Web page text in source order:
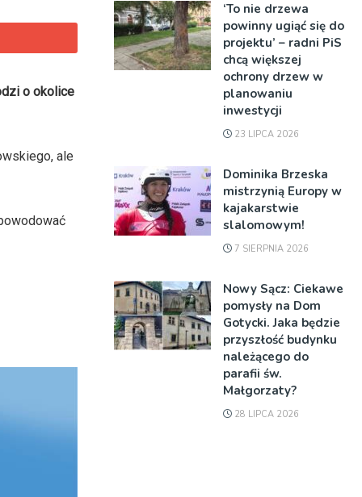
o okolice
ale
‘To nie drzewa
powinny ugiąć się do
projektu’ – radni PiS
chcą większej
ochrony drzew w
planowaniu
inwestycji
23 LIPCA 2026
Dominika Brzeska
mistrzynią Europy w
kajakarstwie
slalomowym!
7 SIERPNIA 2026
Nowy Sącz: Ciekawe
pomysły na Dom
Gotycki. Jaka będzie
przyszłość budynku
należącego do
parafii św.
Małgorzaty?
28 LIPCA 2026